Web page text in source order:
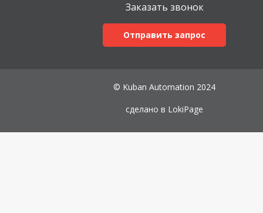
Заказать звонок
Отправить запрос
© Kuban Automation 2024
сделано в LokiPage